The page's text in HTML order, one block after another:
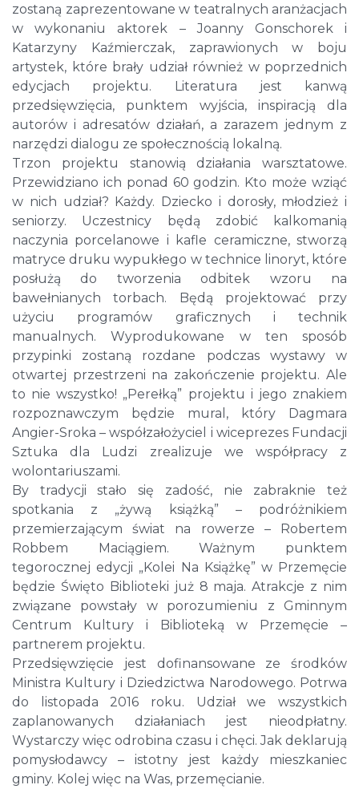
zostaną zaprezentowane w teatralnych aranżacjach
w wykonaniu aktorek – Joanny Gonschorek i
Katarzyny Kaźmierczak, zaprawionych w boju
artystek, które brały udział również w poprzednich
edycjach projektu. Literatura jest kanwą
przedsięwzięcia, punktem wyjścia, inspiracją dla
autorów i adresatów działań, a zarazem jednym z
narzędzi dialogu ze społecznością lokalną.
Trzon projektu stanowią działania warsztatowe.
Przewidziano ich ponad 60 godzin. Kto może wziąć
w nich udział? Każdy. Dziecko i dorosły, młodzież i
seniorzy. Uczestnicy będą zdobić kalkomanią
naczynia porcelanowe i kafle ceramiczne, stworzą
matryce druku wypukłego w technice linoryt, które
posłużą do tworzenia odbitek wzoru na
bawełnianych torbach. Będą projektować przy
użyciu programów graficznych i technik
manualnych. Wyprodukowane w ten sposób
przypinki zostaną rozdane podczas wystawy w
otwartej przestrzeni na zakończenie projektu. Ale
to nie wszystko! „Perełką” projektu i jego znakiem
rozpoznawczym będzie mural, który Dagmara
Angier-Sroka – współzałożyciel i wiceprezes Fundacji
Sztuka dla Ludzi zrealizuje we współpracy z
wolontariuszami.
By tradycji stało się zadość, nie zabraknie też
spotkania z „żywą książką” – podróżnikiem
przemierzającym świat na rowerze – Robertem
Robbem Maciągiem. Ważnym punktem
tegorocznej edycji „Kolei Na Książkę” w Przemęcie
będzie Święto Biblioteki już 8 maja. Atrakcje z nim
związane powstały w porozumieniu z Gminnym
Centrum Kultury i Biblioteką w Przemęcie –
partnerem projektu.
Przedsięwzięcie jest dofinansowane ze środków
Ministra Kultury i Dziedzictwa Narodowego. Potrwa
do listopada 2016 roku. Udział we wszystkich
zaplanowanych działaniach jest nieodpłatny.
Wystarczy więc odrobina czasu i chęci. Jak deklarują
pomysłodawcy – istotny jest każdy mieszkaniec
gminy. Kolej więc na Was, przemęcianie.